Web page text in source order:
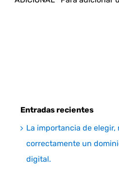
Entradas recientes
La importancia de
correctamente un
digital.